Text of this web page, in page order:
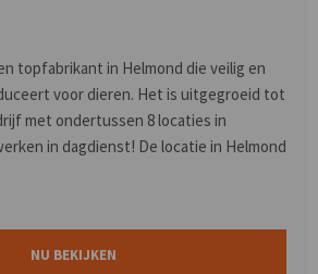
topfabrikant in Helmond die veilig en
voor dieren. Het is uitgegroeid tot
met ondertussen 8 locaties in
in dagdienst! De locatie in Helmond
NU BEKIJKEN